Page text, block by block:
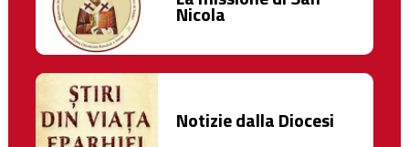
Nicola
Notizie dalla Diocesi